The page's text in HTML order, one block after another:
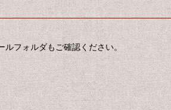
フォルダもご確認ください。